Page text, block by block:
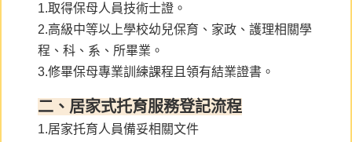
1.取得保母人員技術士證。
2.高級中等以上學校幼兒保育、家政、護理相關學
程、科、系、所畢業。
3.修畢保母專業訓練課程且領有結業證書。
二、居家式托育服務登記流程
1.居家托育人員備妥相關文件